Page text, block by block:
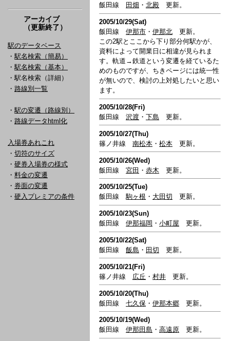
アーカイブ
（更新終了）
駅のデータベース
・ 駅名検索（簡易）
・ 駅名検索（基本）
・駅名検索（詳細）
・ 路線別一覧
・ 駅の変遷（路線別）
・ 路線データhtml化
入場券あれこれ
・ 切符のサイズ
・ 硬券入場券の様式
・ 料金の変遷
・ 券面の変遷
・ 硬入プレミアの条件
飯田線
田畑 ・ 北殿 更新。
2005/10/29(Sat)
飯田線 伊那市 ・ 伊那北 更新。
この2駅とここから下り部分何駅かが、
資料によって開業日に相違が見られま
す。軌道→鉄道という変遷を経ているた
めのものですが、ちきページには統一性
が無いので、検討の上対処したいと思い
ます。
2005/10/28(Fri)
飯田線 沢渡 ・ 下島 更新。
2005/10/27(Thu)
篠ノ井線 南松本 ・ 松本 更新。
2005/10/26(Wed)
飯田線 宮田 ・ 赤木 更新。
2005/10/25(Tue)
飯田線駒ヶ根 ・ 大田切 更新。
2005/10/23(Sun)
飯田線 伊那福岡 ・ 小町屋 更新。
2005/10/22(Sat)
飯田線 飯島 ・ 田切 更新。
2005/10/21(Fri)
篠ノ井線 広丘 ・ 村井 更新。
2005/10/20(Thu)
飯田線 七久保 ・ 伊那本郷 更新。
2005/10/19(Wed)
飯田線 伊那田島 ・ 高遠原 更新。